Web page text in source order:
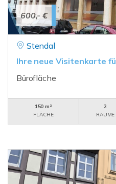
600,- €
Stendal
Ihre neue Visitenkarte
Bürofläche
150 m²
FLÄCHE
2
RÄUME